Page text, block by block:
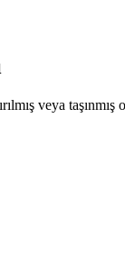
veya taşınmış